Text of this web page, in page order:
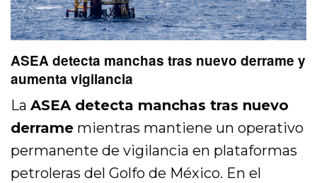
ASEA detecta manchas tras nuevo derrame y
aumenta vigilancia
LaASEA detecta manchas tras nuevo
derrame mientras mantiene un operativo
permanente de vigilancia en plataformas
petroleras del Golfo de México. En el